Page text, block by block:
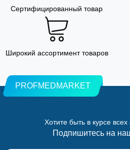
Сертифицированный товар
Широкий ассортимент товаров
PROFMEDMARKET
Хотите быть в курсе
Подпишитесь на